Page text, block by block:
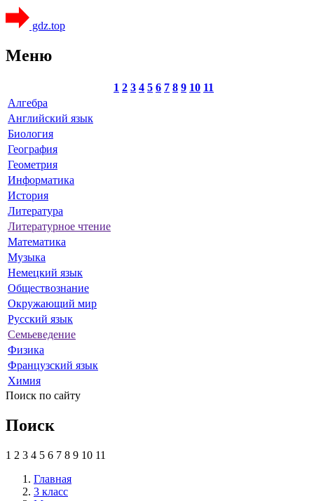
gdz.top
Меню
1 2 3 4 5 6 7 8 9 10 11
Алгебра
Английский язык
Биология
География
Геометрия
Информатика
История
Литература
Литературное чтение
Математика
Музыка
Немецкий язык
Обществознание
Окружающий мир
Русский язык
Семьеведение
Физика
Французский язык
Химия
Поиск по сайту
Поиск
1 2 3 4 5 6 7 8 9 10 11
Главная
3 класс